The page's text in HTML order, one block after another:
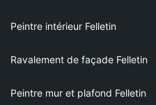
Peintre intérieur Felletin
Ravalement de façade Felletin
Peintre mur et plafond Felletin